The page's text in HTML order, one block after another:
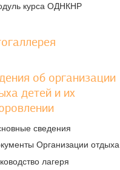
курса ОДНКНР
об организации
детей и их
сведения
Организации отдыха
лагеря